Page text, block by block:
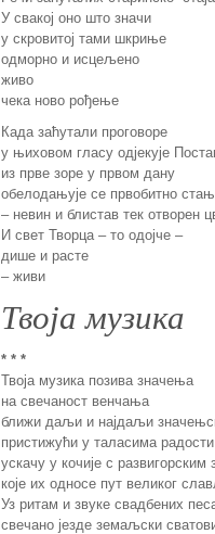
У свакој оно што значи
у скровитој тами шкриње
одморно и исцељено
живо
чека ново рођење
Када заћутали проговоре
у њиховом гласу одјекује
из прве зоре у првом дану
обелодањује се првобитно
– невин и блистав тек отворен
И свет Творца – то одојче –
дише и расте
– живи
Твоја музика
* * *
Твоја музика позива значења
на свечаност венчања
ближи даљи и најдаљи
пристижући у таласима радости
ускачу у кочије с развигорским
које их односе пут великог
Уз ритам и звуке свадбених
свечано језде земаљски